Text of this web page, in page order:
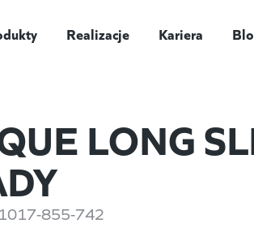
Realizacje Kariera
LONG
855-742